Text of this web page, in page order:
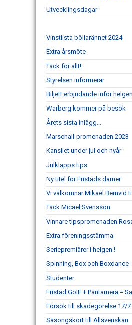
Utvecklingsdagar
Vinstlista bôllarännet 2024
Extra årsmöte
Tack för allt!
Styrelsen informerar
Biljett erbjudande inför helgen
Warberg kommer på besök
Årets sista inlägg...
Marschall-promenaden 2023
Kansliet under jul och nyår
Julklapps tips
Ny titel för Fristads damer
Vi välkomnar Mikael Bernvid
Tack Micael Svensson
Vinnare tipspromenaden
Extra föreningsstämma
Seriepremiärer i helgen !
Spinning, Box och Boxdance
Studenter
Fristad GoIF + Pantamera =
Försök till skadegörelse 17/7
Säsongskort till Allsvenskan